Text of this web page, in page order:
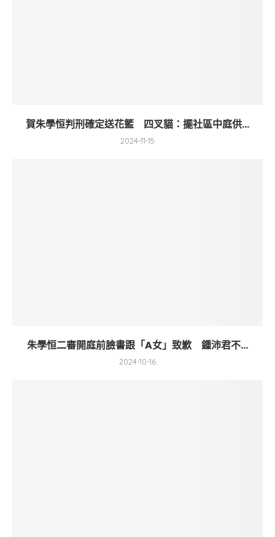
賀朱學恒判刑確定送花籃 四叉貓：擺社區中庭供...
2024-11-15
朱學恒二審開庭前臉書跟「A女」致歉 鍾沛君不...
2024-10-16